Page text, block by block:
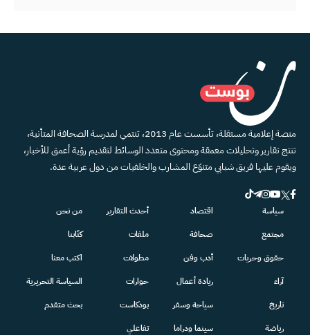
منصة إعلامية مستقلة، تأسست عام 2013، تنتمي لمدرسة الصحافة المتأنية،
تنتج تقارير وتحليلات معمقة ومحتوى متعدد الوسائط لتقديم رؤية أعمق للأخبار،
ويقوم عليها فريق شبابي متنوّع المشارب والخلفيات من دول عربية عدة.
سياسة
مجتمع
حقوق وحريات
آراء
تاريخ
رياضة
اقتصاد
صحافة
أدب وفن
ريادة أعمال
سياحة وسفر
سينما ودراما
أحدث التقارير
ملفات
مطولات
حوارات
بودكاست
تفاعلي
من نحن
كتّابنا
اكتب معنا
السياسة التحريرية
بحث متقدم